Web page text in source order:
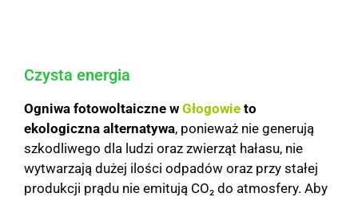
Czysta energia
Ogniwa fotowoltaiczne w Głogowie to
ekologiczna alternatywa, ponieważ nie generują
szkodliwego dla ludzi oraz zwierząt hałasu, nie
wytwarzają dużej ilości odpadów oraz przy stałej
produkcji prądu nie emitują CO₂ do atmosfery. Aby